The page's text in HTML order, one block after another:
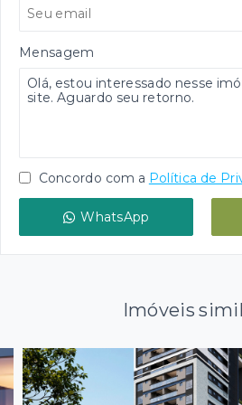
Mensagem
Concordo com a Política de
WhatsApp
Imóveis